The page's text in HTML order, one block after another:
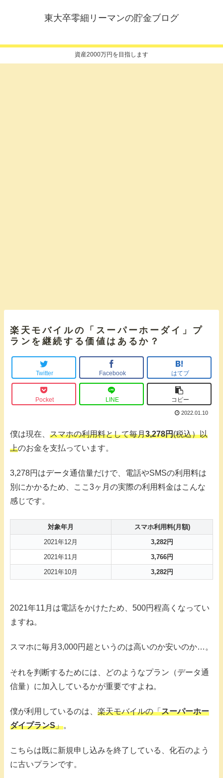
東大卒零細リーマンの貯金ブログ
資産2000万円を目指します
楽天モバイルの「スーパーホーダイ」プ
ランを継続する価値はあるか？
Twitter Facebook はてブ
Pocket LINE コピー
2022.01.10
僕は現在、 スマホの利用料として毎月3,278円(税込）以
上のお金を支払っています。
3,278円はデータ通信量だけで、電話やSMSの利用料は
別にかかるため、ここ3ヶ月の実際の利用料金はこんな
感じです。
対象年月
スマホ利用料(月額)
2021年12月
3,282円
2021年11月
3,766円
2021年10月
3,282円
2021年11月は電話をかけたため、500円程高くなってい
ますね。
スマホに毎月3,000円超というのは高いのか安いのか…。
それを判断するためには、どのようなプラン（データ通
信量）に加入しているかが重要ですよね。
僕が利用しているのは、 楽天モバイルの「スーパーホー
ダイプランS」。
こちらは既に新規申し込みを終了している、化石のよう
に古いプランです。